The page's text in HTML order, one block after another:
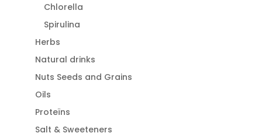
Chlorella
Spirulina
Herbs
Natural drinks
Nuts Seeds and Grains
Oils
Proteïns
Salt & Sweeteners